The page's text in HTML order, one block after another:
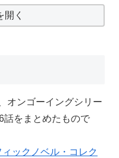
開く
ンゴーイングシリー
話をまとめたもので
ィックノベル・コレク